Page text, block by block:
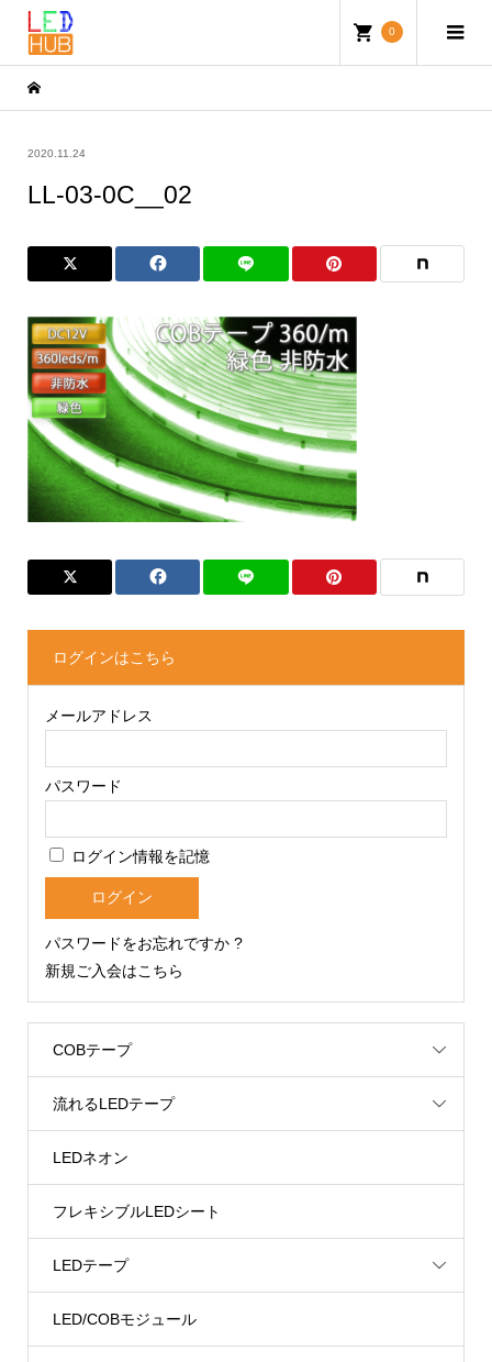
0
2020.11.24
LL-03-0C__02
ログインはこちら
メールアドレス
パスワード
ログイン情報を記憶
パスワードをお忘れですか ?
新規ご入会はこちら
COBテープ
流れるLEDテープ
LEDネオン
フレキシブルLEDシート
LEDテープ
LED/COBモジュール